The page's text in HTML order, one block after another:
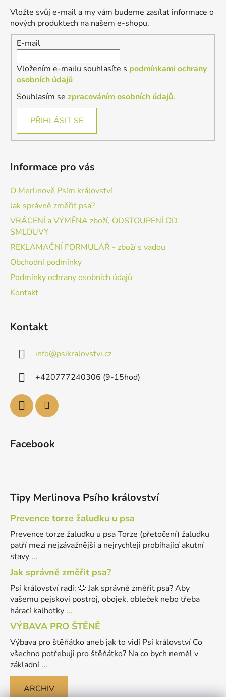
Vložte svůj e-mail a my vám budeme zasílat informace o
nových produktech na našem e-shopu.
E-mail
Vložením e-mailu souhlasíte s podmínkami ochrany
osobních údajů
Souhlasím se zpracováním osobních údajů.
PŘIHLÁSIT SE
Informace pro vás
O Merlinově Psím království
Jak správně změřit psa?
VRÁCENÍ a VÝMĚNA zboží, ODSTOUPENÍ OD
SMLOUVY
REKLAMAČNÍ FORMULÁŘ - zboží s vadou
Obchodní podmínky
Podmínky ochrany osobních údajů
Kontakt
Kontakt
info@psikralovstvi.cz
+420777240306 (9-15hod)
Facebook
Tipy Merlinova Psího království
Prevence torze žaludku u psa
Prevence torze žaludku u psa Torze (přetočení) žaludku
patří mezi nejzávažnější a nejrychleji probíhající akutní
stavy ...
Jak správně změřit psa?
Psí království radí: 🐶 Jak správně změřit psa? Aby
vašemu pejskovi postroj, obojek, obleček nebo třeba
hárací kalhotky ...
VÝBAVA PRO ŠTĚNĚ
Výbava pro štěňátko aneb jak to vidí Psí království Co
všechno potřebuji pro štěňátko? Na co bych neměl v
základní ...
ARCHIV